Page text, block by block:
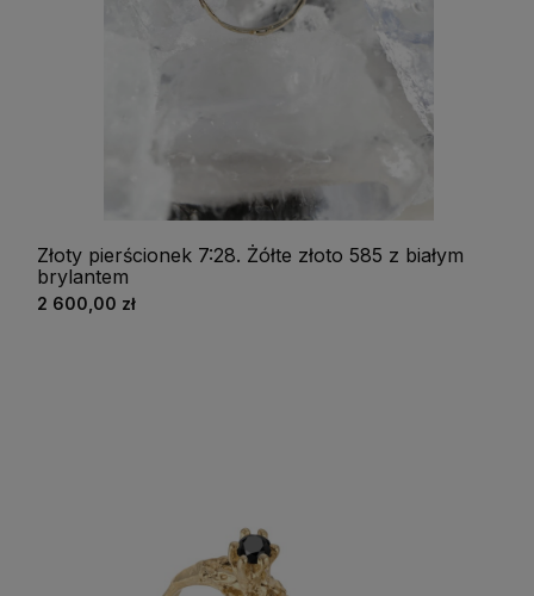
Złoty pierścionek 7:28. Żółte złoto 585 z białym
brylantem
2 600,00 zł